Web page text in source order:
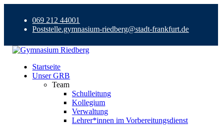
069 212 44001
Poststelle.gymnasium-riedberg@stadt-frankfurt.de
Startseite
Unser GRB
Team
Schulleitung
Kollegium
Verwaltung
Lehrer*innen im Vorbereitungsdienst